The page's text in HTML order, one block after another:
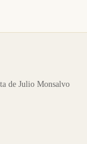
de Julio Monsalvo